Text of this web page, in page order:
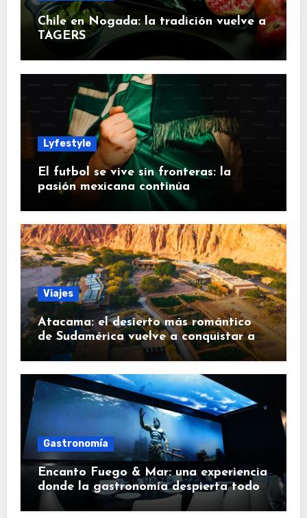
Chile en Nogada: la tradición vuelve a
TAGERS
Lyfestyle
El futbol se vive sin fronteras: la
pasión mexicana continúa
Viajes
Atacama: el desierto más romántico
de Sudamérica vuelve a conquistar a
los viajeros
Gastronomía
Encanto Fuego & Mar: una experiencia
donde la gastronomía despierta todos
los sentidos